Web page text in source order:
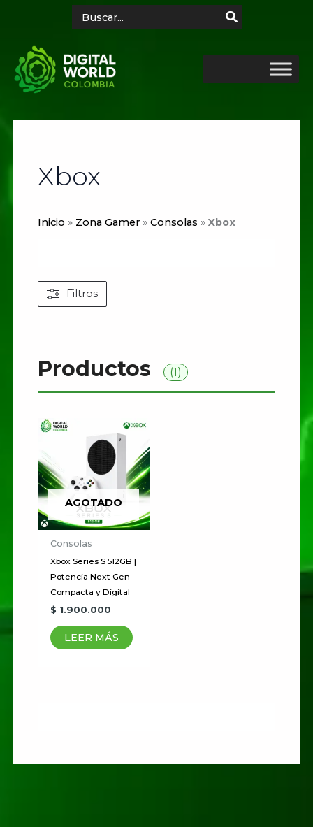
contenido
for:
Xbox
Inicio » Zona Gamer »Consolas »Xbox
Filtros
Productos (1)
AGOTADO
Consolas
Xbox Series S 512GB |
Potencia Next Gen
Compacta y Digital
$ 1.900.000
LEER MÁS